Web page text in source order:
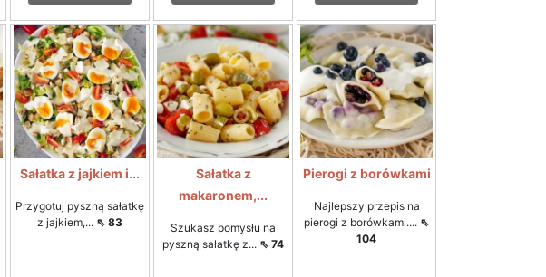
Sałatka z jajkiem i...
Przygotuj pyszną sałatkę
z jajkiem,... ⇖ 83
Sałatka z
makaronem,...
Szukasz pomysłu na
pyszną sałatkę z... ⇖ 74
Pierogi z borówkami
Najlepszy przepis na
pierogi z borówkami.... ⇖
104